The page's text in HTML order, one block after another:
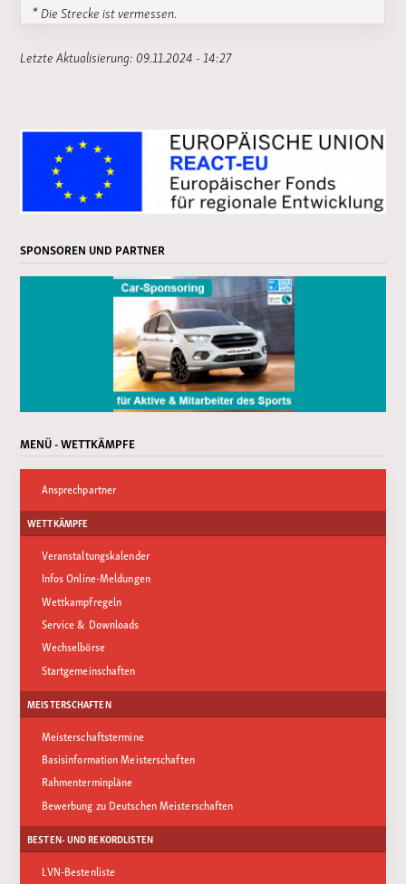
* Die Strecke ist vermessen.
Letzte Aktualisierung: 09.11.2024 - 14:27
SPONSOREN UND PARTNER
MENÜ - WETTKÄMPFE
Ansprechpartner
WETTKÄMPFE
Veranstaltungskalender
Infos Online-Meldungen
Wettkampfregeln
Service & Downloads
Wechselbörse
Startgemeinschaften
MEISTERSCHAFTEN
Meisterschaftstermine
Basisinformation Meisterschaften
Rahmenterminpläne
Bewerbung zu Deutschen Meisterschaften
BESTEN- UND REKORDLISTEN
LVN-Bestenliste